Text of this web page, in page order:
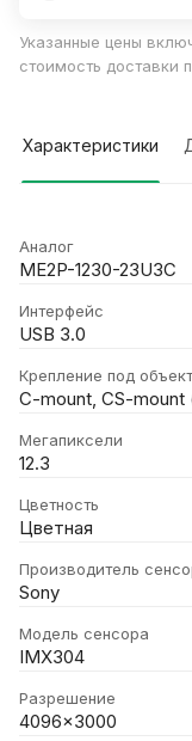
Указанные цены
стоимость доставки
Характеристики
Аналог
ME2P-1230-23U3C
Интерфейс
USB 3.0
Крепление под
C-mount, CS-mount
Мегапиксели
12.3
Цветность
Цветная
Производитель
Sony
Модель сенсора
IMX304
Разрешение
4096x3000